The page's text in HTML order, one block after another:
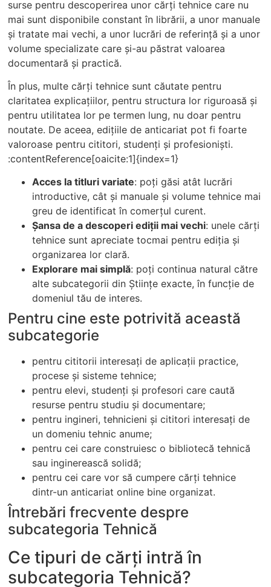
surse pentru descoperirea unor cărți tehnice care nu
mai sunt disponibile constant în librării, a unor manuale
și tratate mai vechi, a unor lucrări de referință și a unor
volume specializate care și-au păstrat valoarea
documentară și practică.
În plus, multe cărți tehnice sunt căutate pentru
claritatea explicațiilor, pentru structura lor riguroasă și
pentru utilitatea lor pe termen lung, nu doar pentru
noutate. De aceea, edițiile de anticariat pot fi foarte
valoroase pentru cititori, studenți și profesioniști.
:contentReference[oaicite:1]{index=1}
Acces la titluri variate: poți găsi atât lucrări
introductive, cât și manuale și volume tehnice mai
greu de identificat în comerțul curent.
Șansa de a descoperi ediții mai vechi: unele cărți
tehnice sunt apreciate tocmai pentru ediția și
organizarea lor clară.
Explorare mai simplă: poți continua natural către
alte subcategorii din Științe exacte, în funcție de
domeniul tău de interes.
Pentru cine este potrivită această
subcategorie
pentru cititorii interesați de aplicații practice,
procese și sisteme tehnice;
pentru elevi, studenți și profesori care caută
resurse pentru studiu și documentare;
pentru ingineri, tehnicieni și cititori interesați de
un domeniu tehnic anume;
pentru cei care construiesc o bibliotecă tehnică
sau inginerească solidă;
pentru cei care vor să cumpere cărți tehnice
dintr-un anticariat online bine organizat.
Întrebări frecvente despre
subcategoria Tehnică
Ce tipuri de cărți intră în
subcategoria Tehnică?